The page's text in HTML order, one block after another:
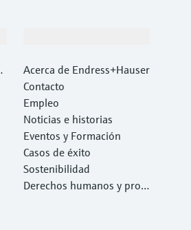
Acerca de Endress+Hauser
Contacto
Empleo
Noticias e historias
Eventos y Formación
Casos de éxito
Sostenibilidad
Derechos humanos y prote